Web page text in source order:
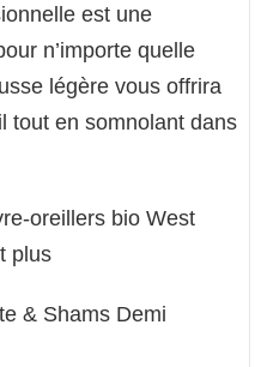
est une
n’importe quelle
légère vous offrira
tout en somnolant dans
oreillers bio West
plus